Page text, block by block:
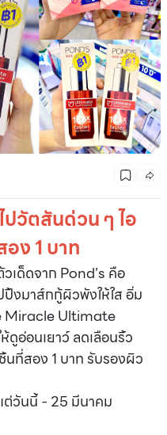
วัตสันด่วน ๆ ไอ
อง 1 บาท
เด็ดจาก Pond’s คือ
งมาส์กกู้ผิวพังให้ใส อิ่ม
Miracle Ultimate
อ่อนเยาว์ ลดเลือนริ้ว
นที่สอง 1 บาท รับรองผิว
วันนี้ - 25 มีนาคม